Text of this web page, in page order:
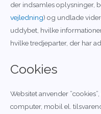
der indsamles oplysninger,
vejledning) og undlade
uddybet, hvilke
hvilke tredjeparter, der har
Cookies
Websitet anvender
computer, mobil el.